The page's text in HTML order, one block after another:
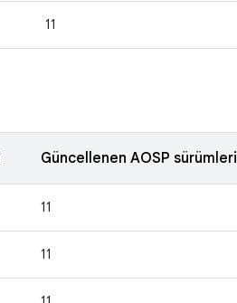
11
Güncellenen AOSP sürümleri
11
11